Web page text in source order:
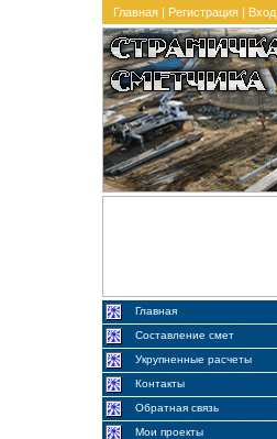
Главная | Регистрация | Вход
Главная
Составление смет
Укрупненные расчеты
Контакты
Обратная связь
Мои проекты